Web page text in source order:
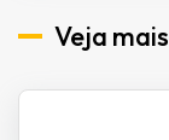
Veja